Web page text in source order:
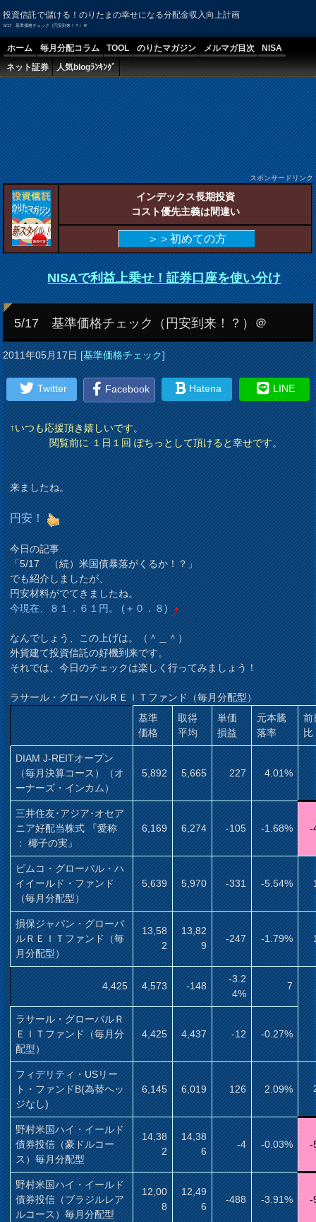
投資信託で儲ける！のりたまの幸せになる分配金収入向上計画
5/17 基準価格チェック（円安到来！？）＠
ホーム 毎月分配コラム TOOL のりたマガジン メルマガ目次
NISA
ネット証券
人気blogﾗﾝｷﾝｸﾞ
スポンサードリンク
インデックス長期投資
コスト優先主義は間違い
＞＞初めての方
NISAで利益上乗せ！証券口座を使い分け
5/17 基準価格チェック（円安到来！？）＠
2011年05月17日[基準価格チェック]
Twitter Facebook Hatena LINE
↑いつも応援頂き嬉しいです。
閲覧前に １日１回 ぽちっとして頂けると幸せです。
来ましたね。
円安！
今日の記事
「5/17 （続）米国債暴落がくるか！？」
でも紹介しましたが、
円安材料がでてきましたね。
今現在、８１．６１円。 (＋０．８)
なんでしょう、この上げは。（＾＿＾）
外貨建て投資信託の好機到来です。
それでは、今日のチェックは楽しく行ってみましょう！
ラサール・グローバルＲＥＩＴファンド（毎月分配型）
基準
価格
取得
平均
単価
損益
元本騰
落率
前
比
DIAM J-REITオープン
（毎月決算コース）（オ
ーナーズ・インカム）
5,892 5,665 227 4.01%
三井住友･アジア･オセア
ニア好配当株式 『愛称
： 椰子の実』
6,169 6,274 -105 -1.68% -
ピムコ・グローバル・ハ
イイールド・ファンド
（毎月分配型）
5,639 5,970 -331 -5.54%
損保ジャパン・グローバ
ルＲＥＩＴファンド（毎
月分配型）
13,58
2
13,82
9
-247 -1.79%
4,425 4,573 -148
-3.2
4%
7
ラサール・グローバルＲ
ＥＩＴファンド（毎月分
配型）
4,425 4,437 -12 -0.27%
フィデリティ・USリー
ト・ファンドB(為替ヘッ
ジなし)
6,145 6,019 126 2.09%
野村米国ハイ・イールド
債券投信（豪ドルコー
ス）毎月分配型
14,38
2
14,38
6
-4 -0.03% -
野村米国ハイ・イールド
債券投信（ブラジルレア
ルコース）毎月分配型
12,00
8
12,49
6
-488 -3.91% -